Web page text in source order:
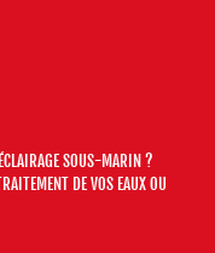
SOUS-MARIN ?
DE VOS EAUX OU